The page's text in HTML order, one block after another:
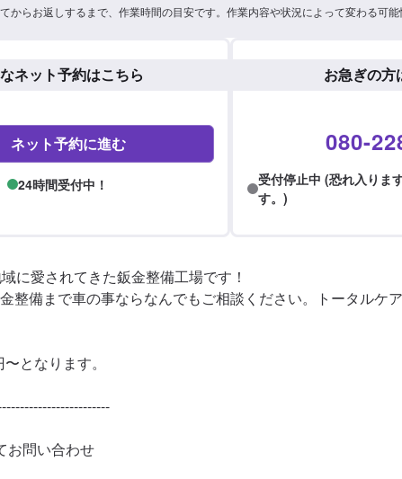
からお返しするまで、作業時間の目安です。作業内容や状況によって変わる可能
ネット予約はこちら
ネット予約に進む
24時間受付中！
お急ぎの方
080-
受付停止中 (恐れ入りま
す。)
に愛されてきた鈑金整備工場です！
整備まで車の事ならなんでもご相談ください。トータル
となります。
お問い合わせ